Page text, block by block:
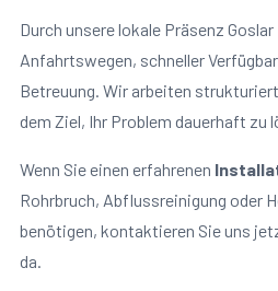
Durch unsere lokale Präsenz
Anfahrtswegen, schneller
Betreuung. Wir arbeiten
dem Ziel, Ihr Problem dauerhaft zu
Wenn Sie einen erfahrenen
Rohrbruch, Abflussreinigung oder
benötigen, kontaktieren Sie uns
da.